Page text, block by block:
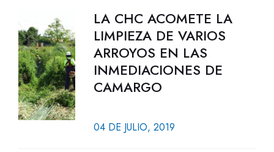
LA CHC ACOMETE LA
LIMPIEZA DE VARIOS
ARROYOS EN LAS
INMEDIACIONES DE
CAMARGO
04 DE JULIO, 2019